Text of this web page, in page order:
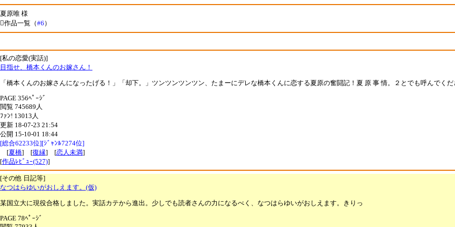
夏原唯 様
作品一覧（#6 ）
[私の恋愛(実話)]
目指せ、橋本くんのお嫁さん！
「橋本くんのお嫁さんになったげる！」「却下。」ツンツンツンツン、たまーにデレな橋本くんに恋する夏原の奮闘記！夏 原 事 情。２とでも呼んでくだ
PAGE 356ﾍﾟｰｼﾞ
閲覧 745689人
ﾌｧﾝ! 13013人
更新 18-07-23 21:54
公開 15-10-01 18:44
[総合62233位][ｼﾞｬﾝﾙ7274位]
[夏橋] [復縁] [恋人未満]
[作品ﾚﾋﾞｭｰ(527)]
[その他 日記等]
なつはらゆいがおしえます。(仮)
某国立大に現役合格しました。実話カテから進出。少しでも読者さんの力になるべく、なつはらゆいがおしえます。きりっ
PAGE 78ﾍﾟｰｼﾞ